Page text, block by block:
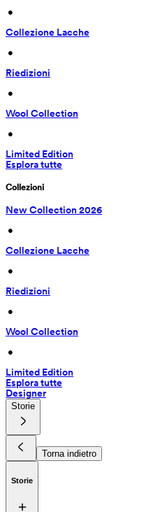
•
Collezione Lacche
•
Riedizioni
•
Wool Collection
•
Limited Edition
Esplora tutte
Collezioni
New Collection 2026
•
Collezione Lacche
•
Riedizioni
•
Wool Collection
•
Limited Edition
Esplora tutte
Designer
Storie
Torna indietro
Storie